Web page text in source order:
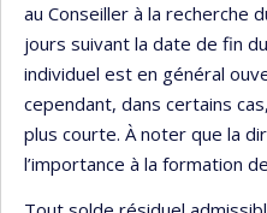
au Conseiller à la recherche
jours suivant la date de fin
individuel est en général
cependant, dans certains
plus courte. À noter que la
l’importance à la formation